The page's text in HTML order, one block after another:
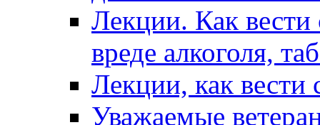
Лекции. Как вести
вреде алкоголя,
Лекции, как вести
Уважаемые